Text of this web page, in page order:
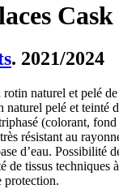
Cask
. 2021/2024
rotin naturel et pelé
naturel pelé et teinté
(colorant,
résistant au
d’eau. Possibilité
de tissus techniques
protection.